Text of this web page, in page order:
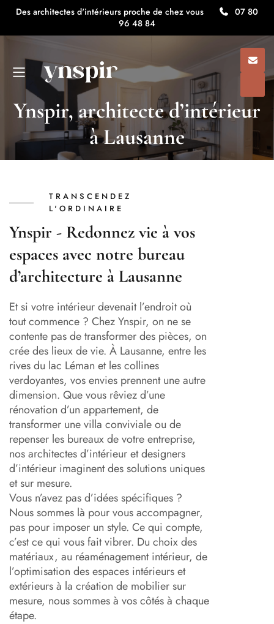
Des architectes d'intérieurs proche de chez vous
07 80
96 48 84
Ynspir, architecte d’intérieur
à Lausanne
TRANSCENDEZ
L'ORDINAIRE
Ynspir - Redonnez vie à vos
espaces avec notre bureau
d’architecture à Lausanne
Et si votre intérieur devenait l’endroit où
tout commence ? Chez Ynspir, on ne se
contente pas de transformer des pièces, on
crée des lieux de vie. À Lausanne, entre les
rives du lac Léman et les collines
verdoyantes, vos envies prennent une autre
dimension. Que vous rêviez d’une
rénovation d’un appartement, de
transformer une villa conviviale ou de
repenser les bureaux de votre entreprise,
nos architectes d’intérieur et designers
d’intérieur imaginent des solutions uniques
et sur mesure.
Vous n’avez pas d’idées spécifiques ?
Nous sommes là pour vous accompagner,
pas pour imposer un style. Ce qui compte,
c’est ce qui vous fait vibrer. Du choix des
matériaux, au réaménagement intérieur, de
l’optimisation des espaces intérieurs et
extérieurs à la création de mobilier sur
mesure, nous sommes à vos côtés à chaque
étape.